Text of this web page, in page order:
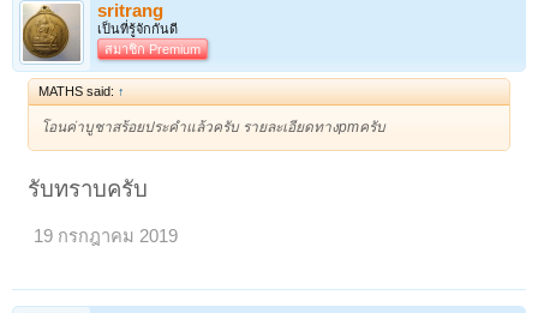
sritrang
เป็นที่รู้จักกันดี
สมาชิก Premium
MATHS said: ↑
โอนค่าบูชาสร้อยประคำแล้วครับ รายละเอียดทางpmครับ
รับทราบครับ
19 กรกฎาคม 2019
2 4 5 6